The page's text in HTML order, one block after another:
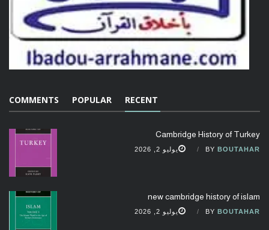
RECENT
POPULAR
COMMENTS
Cambridge History of Turkey
BY BOUTAHAR يوليو 2, 2026
new cambridge history of islam
BY BOUTAHAR يوليو 2, 2026